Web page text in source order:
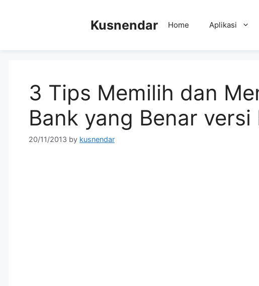
Kusnendar Home Aplikasi
3 Tips Memilih dan
Bank yang Benar
20/11/2013 by kusnendar